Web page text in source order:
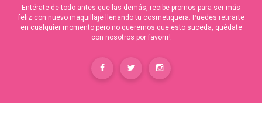
Entérate de todo antes que las demás, recibe promos para ser más
feliz con nuevo maquillaje llenando tu cosmetiquera. Puedes retirarte
en cualquier momento pero no queremos que esto suceda, quédate
con nosotros por favorrr!